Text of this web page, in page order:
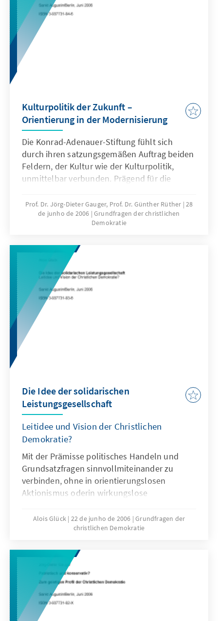
Kulturpolitik der Zukunft –
Orientierung in der Modernisierung
Die Konrad-Adenauer-Stiftung fühlt sich
durch ihren satzungsgemäßen Auftrag beiden
Feldern, der Kultur wie der Kulturpolitik,
unmittelbar verbunden. Prägend für die
christlich-demokratisches Werteverständnis.
Prof. Dr. Jörg-Dieter Gauger, Prof. Dr. Günther Rüther 28
de junho de 2006 Grundfragen der christlichen
Demokratie
Die Idee der solidarischen
Leistungsgesellschaft
Leitidee und Vision der Christlichen
Demokratie?
Mit der Prämisse politisches Handeln und
Grundsatzfragen sinnvollmiteinander zu
verbinden, ohne in orientierungslosen
Aktionismus oderin wirkungslose
Glück dieIdee der Solidarischen
Leitungsgesellschaft als Ansatz für die
Überlegungen wir in der modernen
Gesellschaftanstellen müssen.
Alois Glück 22 de junho de 2006 Grundfragen der
christlichen Demokratie